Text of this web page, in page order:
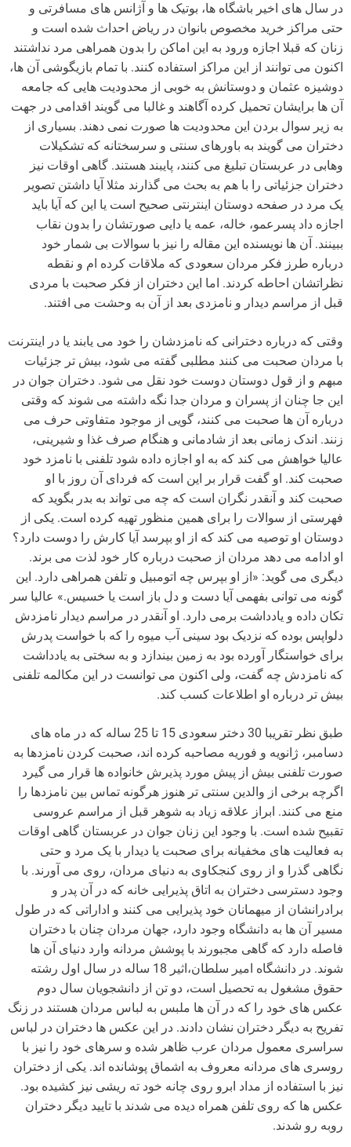
در سال های اخیر باشگاه ها، بوتیک ها و آژانس های مسافرتی و
حتی مراکز خرید مخصوص بانوان در ریاض احداث شده است و
زنان که قبلا اجازه ورود به این اماکن را بدون همراهی مرد نداشتند
اکنون می توانند از این مراکز استفاده کنند. با تمام بازیگوشی آن ها،
دوشیزه عثمان و دوستانش به خوبی از محدودیت هایی که جامعه
آن ها برایشان تحمیل کرده آگاهند و غالبا می گویند اقدامی در جهت
به زیر سوال بردن این محدودیت ها صورت نمی دهند. بسیاری از
دختران می گویند به باورهای سنتی و سرسختانه که تشکیلات
وهابی در عربستان تبلیغ می کنند، پایبند هستند. گاهی اوقات نیز
دختران جزئیاتی را با هم به بحث می گذارند مثلا آیا داشتن تصویر
یک مرد در صفحه دوستان اینترنتی صحیح است یا این که آیا باید
اجازه داد پسرعمو، خاله، عمه یا دایی صورتشان را بدون نقاب
ببینند. آن ها نویسنده این مقاله را نیز با سوالات بی شمار خود
درباره طرز فکر مردان سعودی که ملاقات کرده ام و نقطه
نظراتشان احاطه کردند. اما این دختران از فکر صحبت با مردی
قبل از مراسم دیدار و نامزدی بعد از آن به وحشت می افتند.
وقتی که درباره دخترانی که نامزدشان را خود می یابند یا در اینترنت
با مردان صحبت می کنند مطلبی گفته می شود، بیش تر جزئیات
مبهم و از قول دوستان دوست خود نقل می شود. دختران جوان در
این جا چنان از پسران و مردان جدا نگه داشته می شوند که وقتی
درباره آن ها صحبت می کنند، گویی از موجود متفاوتی حرف می
زنند. اندک زمانی بعد از شادمانی و هنگام صرف غذا و شیرینی،
عالیا خواهش می کند که به او اجازه داده شود تلفنی با نامزد خود
صحبت کند. او گفت قرار بر این است که فردای آن روز با او
صحبت کند و آنقدر نگران است که چه می تواند به بدر بگوید که
فهرستی از سوالات را برای همین منظور تهیه کرده است. یکی از
دوستان او توصیه می کند که از او بپرسد آیا کارش را دوست دارد؟
او ادامه می دهد مردان از صحبت درباره کار خود لذت می برند.
دیگری می گوید: «از او بپرس چه اتومبیل و تلفن همراهی دارد. این
گونه می توانی بفهمی آیا دست و دل باز است یا خسیس.» عالیا سر
تکان داده و یادداشت برمی دارد. او آنقدر در مراسم دیدار نامزدش
دلواپس بوده که نزدیک بود سینی آب میوه را که با خواست پدرش
برای خواستگار آورده بود به زمین بیندازد و به سختی به یادداشت
که نامزدش چه گفت، ولی اکنون می توانست در این مکالمه تلفنی
بیش تر درباره او اطلاعات کسب کند.
طبق نظر تقریبا 30 دختر سعودی 15 تا 25 ساله که در ماه های
دسامبر، ژانویه و فوریه مصاحبه کرده اند، صحبت کردن نامزدها به
صورت تلفنی بیش از پیش مورد پذیرش خانواده ها قرار می گیرد
اگرچه برخی از والدین سنتی تر هنوز هرگونه تماس بین نامزدها را
منع می کنند. ابراز علاقه زیاد به شوهر قبل از مراسم عروسی
تقبیح شده است. با وجود این زنان جوان در عربستان گاهی اوقات
به فعالیت های مخفیانه برای صحبت یا دیدار با یک مرد و حتی
نگاهی گذرا و از روی کنجکاوی به دنیای مردان، روی می آورند. با
وجود دسترسی دختران به اتاق پذیرایی خانه که در آن پدر و
برادرانشان از میهمانان خود پذیرایی می کنند و اداراتی که در طول
مسیر آن ها به دانشگاه وجود دارد، جهان مردان چنان با دختران
فاصله دارد که گاهی مجبورند با پوشش مردانه وارد دنیای آن ها
شوند. در دانشگاه امیر سلطان،اثیر 18 ساله در سال اول رشته
حقوق مشغول به تحصیل است، دو تن از دانشجویان سال دوم
عکس های خود را که در آن ها ملبس به لباس مردان هستند در زنگ
تفریح به دیگر دختران نشان دادند. در این عکس ها دختران در لباس
سراسری معمول مردان عرب ظاهر شده و سرهای خود را نیز با
روسری های مردانه معروف به اشماق پوشانده اند. یکی از دختران
نیز با استفاده از مداد ابرو روی چانه خود ته ریشی نیز کشیده بود.
عکس ها که روی تلفن همراه دیده می شدند با تایید دیگر دختران
روبه رو شدند.